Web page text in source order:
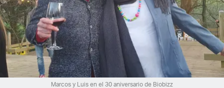
Spanish (Latin America)
German
French
Marcos y Luis en el 30 aniversario de Biobizz